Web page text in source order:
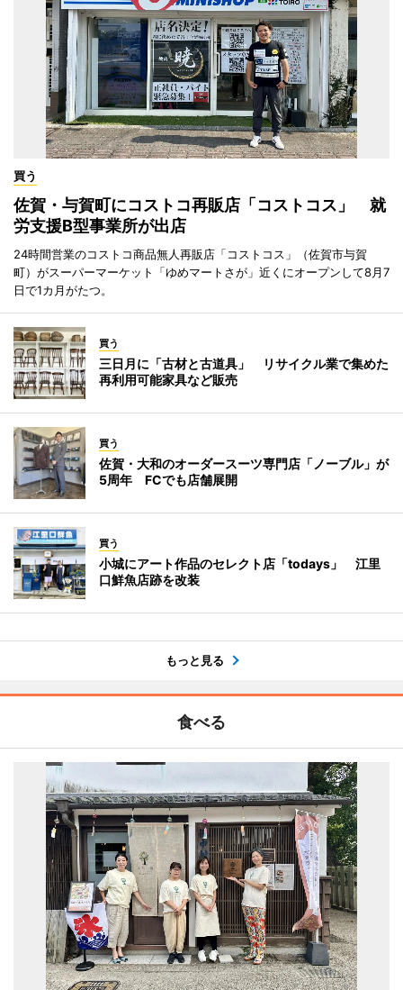
買う
佐賀・与賀町にコストコ再販店「コストコス」 就
労支援B型事業所が出店
24時間営業のコストコ商品無人再販店「コストコス」（佐賀市与賀
町）がスーパーマーケット「ゆめマートさが」近くにオープンして8月7
日で1カ月がたつ。
買う
三日月に「古材と古道具」 リサイクル業で集めた
再利用可能家具など販売
買う
佐賀・大和のオーダースーツ専門店「ノーブル」が
5周年 FCでも店舗展開
買う
小城にアート作品のセレクト店「todays」 江里
口鮮魚店跡を改装
もっと見る
食べる